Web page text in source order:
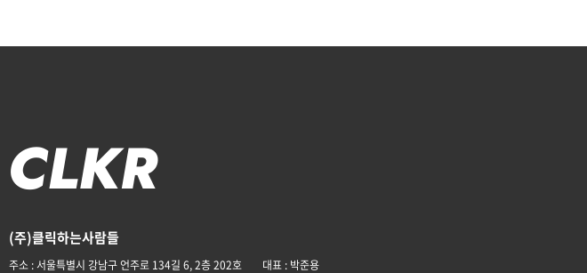
(주)클릭하는사람들
주소 : 서울특별시 강남구 언주로 134길 6, 2층 202호 대표 : 박준용